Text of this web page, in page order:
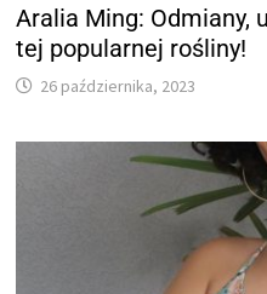
Aralia Ming: Odmiany,
tej popularnej rośliny!
26 października, 2023